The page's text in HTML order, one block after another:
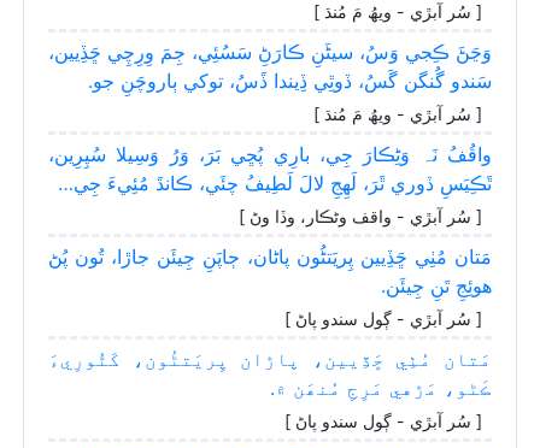
[ سُر آبڙي - ويھُ مَ مُنڌ ]
وَڃَڻَ ڪِجي وَسُ، سيڻَنِ ڪارَڻِ سَسُئِي، جِمَ وِرِچِي ڇَڏِيين،
سَندو گُنگن گَسُ، ڏوٿِي ڏِيندا ڏَسُ، توکي ٻاروچَنِ جو.
[ سُر آبڙي - ويھُ مَ مُنڌ ]
واقُفُ نَہ وَڻِڪارَ جِي، بارِي پُڇي بَرَ، وَرُ وَسِيلا سُپِرِين،
ٿَڪِيَسِ ڏوري ٿَرَ، لَھِجِ لالَ لَطِيفُ چئَي، ڪانڌَ مُئِيءَ جِي…
[ سُر آبڙي - واقف وڻڪار، وڏا وڻ ]
مَتان مُٺِي ڇَڏِيين پِريَتڻُون پاڻان، ڄاپَنِ جِيئَن جاڙا، تُون پُڻ
ھوئِجِ تَنِ جِيئَن.
[ سُر آبڙي - ڳول سندو پاڻ ]
مَتان مُٺِي ڇَڏِيين، پاڙان پِريَتڻُون، کَٿُورِيءَ
ڪَڻو، مَڙهي مَرِجِ مُنھَن ۾.
[ سُر آبڙي - ڳول سندو پاڻ ]